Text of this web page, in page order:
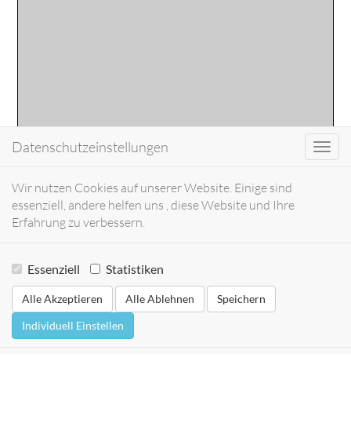
Datenschutzeinstellungen
Wir nutzen Cookies auf unserer Website. Einige sind
essenziell, andere helfen uns , diese Website und Ihre
Erfahrung zu verbessern.
Essenziell Statistiken
Alle Akzeptieren Alle Ablehnen
Speichern
Individuell Einstellen